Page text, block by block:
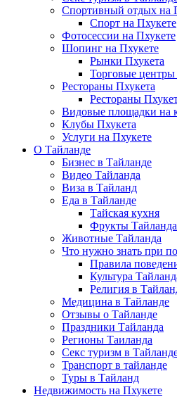
Спортивный отдых на
Спорт на Пхукете
Фотосессии на Пхукете
Шопинг на Пхукете
Рынки Пхукета
Торговые центры
Рестораны Пхукета
Рестораны
Видовые площадки на
Клубы Пхукета
Услуги на Пхукете
О Тайланде
Бизнес в Тайланде
Видео Тайланда
Виза в Тайланд
Еда в Тайланде
Тайская кухня
Фрукты Тайланда
Животные Тайланда
Что нужно знать при
Правила
Культура
Религия в
Медицина в Тайланде
Отзывы о Тайланде
Праздники Тайланда
Регионы Таиланда
Секс туризм в
Транспорт в тайланде
Туры в Тайланд
Недвижимость на Пхукете